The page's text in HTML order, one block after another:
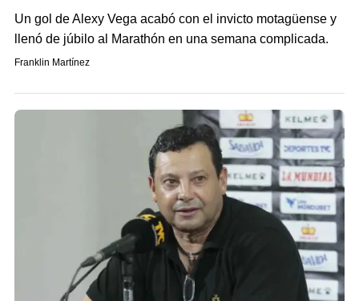
Un gol de Alexy Vega acabó con el invicto motagüense y
llenó de júbilo al Marathón en una semana complicada.
Franklin Martínez